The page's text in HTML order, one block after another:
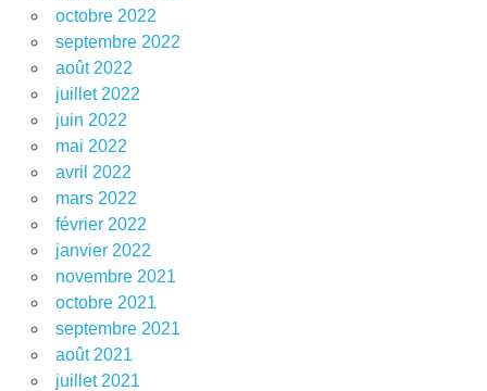
octobre 2022
septembre 2022
août 2022
juillet 2022
juin 2022
mai 2022
avril 2022
mars 2022
février 2022
janvier 2022
novembre 2021
octobre 2021
septembre 2021
août 2021
juillet 2021